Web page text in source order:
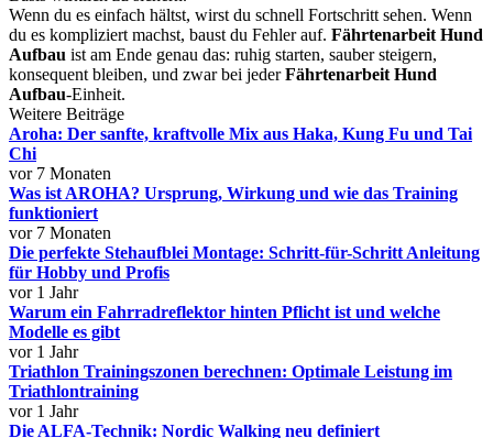
Wenn du es einfach hältst, wirst du schnell Fortschritt sehen. Wenn
du es kompliziert machst, baust du Fehler auf. Fährtenarbeit Hund
Aufbau ist am Ende genau das: ruhig starten, sauber steigern,
konsequent bleiben, und zwar bei jederFährtenarbeit Hund
Aufbau-Einheit.
Weitere Beiträge
Aroha: Der sanfte, kraftvolle Mix aus Haka, Kung Fu und Tai
Chi
vor 7 Monaten
Was ist AROHA? Ursprung, Wirkung und wie das Training
funktioniert
vor 7 Monaten
Die perfekte Stehaufblei Montage: Schritt-für-Schritt Anleitung
für Hobby und Profis
vor 1 Jahr
Warum ein Fahrradreflektor hinten Pflicht ist und welche
Modelle es gibt
vor 1 Jahr
Triathlon Trainingszonen berechnen: Optimale Leistung im
Triathlontraining
vor 1 Jahr
Die ALFA-Technik: Nordic Walking neu definiert